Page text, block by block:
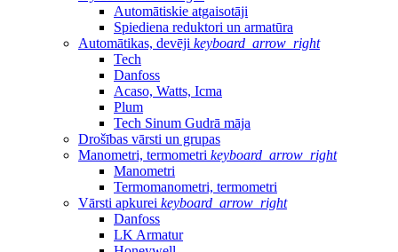
Automātiskie atgaisotāji
Spiediena reduktori un armatūra
Automātikas, devēji keyboard_arrow_right
Tech
Danfoss
Acaso, Watts, Icma
Plum
Tech Sinum Gudrā māja
Drošības vārsti un grupas
Manometri, termometri keyboard_arrow_right
Manometri
Termomanometri, termometri
Vārsti apkurei keyboard_arrow_right
Danfoss
LK Armatur